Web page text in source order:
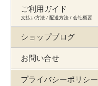
ご利用ガイド
支払い方法 / 配送方法 / 会社概要
ショップブログ
お問い合せ
プライバシーポリシー